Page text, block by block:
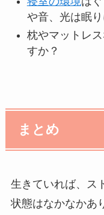
や音、光は眠り
枕やマットレス
すか？
まとめ
生きていれば、ス
状態はなかなかあ